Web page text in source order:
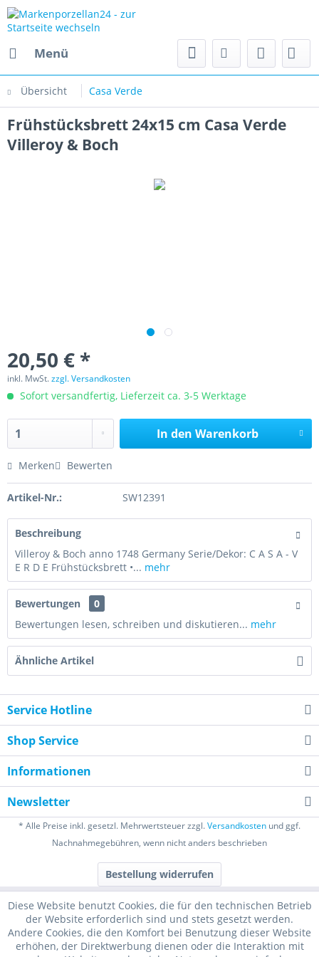
Menü
Übersicht Casa Verde
Frühstücksbrett 24x15 cm Casa Verde
Villeroy & Boch
20,50 € *
inkl. MwSt.zzgl. Versandkosten
Sofort versandfertig, Lieferzeit ca. 3-5 Werktage
In den Warenkorb
Merken Bewerten
Artikel-Nr.: SW12391
Beschreibung
Villeroy & Boch anno 1748 Germany Serie/Dekor: C A S A - V
E R D E Frühstücksbrett •... mehr
Bewertungen
0
Bewertungen lesen, schreiben und diskutieren... mehr
Ähnliche Artikel
Service Hotline
Shop Service
Informationen
Newsletter
* Alle Preise inkl. gesetzl. Mehrwertsteuer zzgl.Versandkosten und ggf.
Nachnahmegebühren, wenn nicht anders beschrieben
Bestellung widerrufen
Diese Website benutzt Cookies, die für den technischen Betrieb
der Website erforderlich sind und stets gesetzt werden.
Andere Cookies, die den Komfort bei Benutzung dieser Website
erhöhen, der Direktwerbung dienen oder die Interaktion mit